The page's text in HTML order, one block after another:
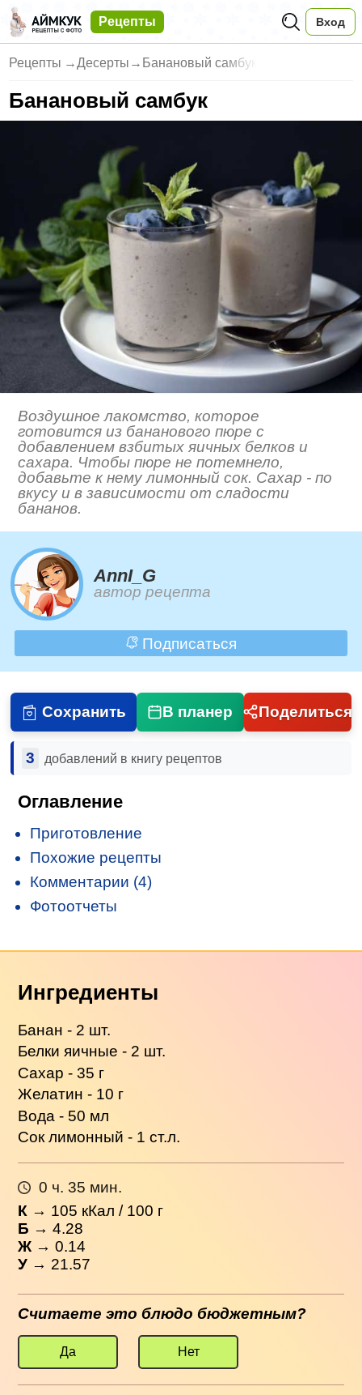
Рецепты Вход
Рецепты →Десерты → Банановый самбук
Банановый самбук
Воздушное лакомство, которое
готовится из бананового пюре с
добавлением взбитых яичных белков и
сахара. Чтобы пюре не потемнело,
добавьте к нему лимонный сок. Сахар - по
вкусу и в зависимости от сладости
бананов.
AnnI_G
автор рецепта
Подписаться
Сохранить В планер Поделиться
3 добавлений в книгу рецептов
Оглавление
Приготовление
Похожие рецепты
Комментарии (4)
Фотоотчеты
Ингредиенты
Банан - 2 шт.
Белки яичные - 2 шт.
Сахар - 35 г
Желатин - 10 г
Вода - 50 мл
Сок лимонный - 1 ст.л.
0 ч. 35 мин.
К → 105 кКал / 100 г
Б → 4.28
Ж → 0.14
У → 21.57
Считаете это блюдо бюджетным?
Да Нет